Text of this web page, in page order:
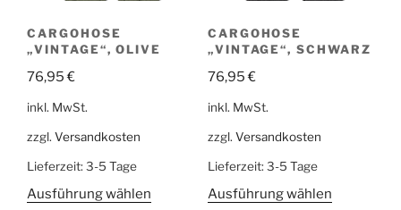
CARGOHOSE
„VINTAGE“, OLIVE
76,95€
inkl. MwSt.
zzgl. Versandkosten
Lieferzeit: 3-5 Tage
Ausführung wählen
CARGOHOSE
„VINTAGE“, SCHWARZ
76,95€
inkl. MwSt.
zzgl. Versandkosten
Lieferzeit: 3-5 Tage
Ausführung wählen